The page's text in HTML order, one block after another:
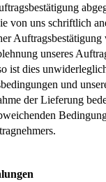
von uns schriftlich
Auftragsbestätigung
unseres
ist dies
und
der Lieferung